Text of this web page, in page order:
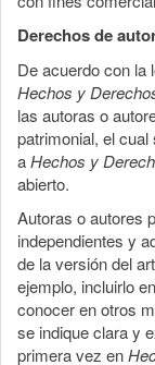
Derechos de
De acuerdo con la
Hechos y
las autoras o
patrimonial, el
aHechos y
abierto.
Autoras o autores
independientes y
de la versión del
ejemplo, incluirlo
conocer en otros
se indique clara y
primera vez en